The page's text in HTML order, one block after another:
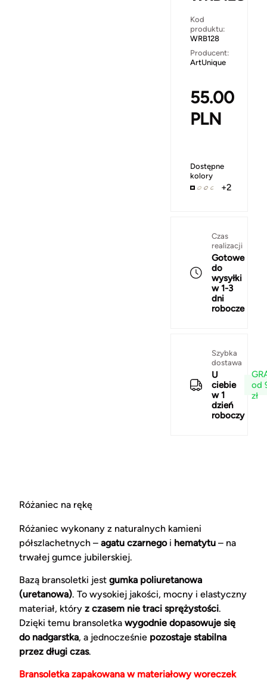
Kod
produktu:
WRB128
Producent:
ArtUnique
55.00
PLN
Dostępne
kolory
+2
Czas
realizacji
Gotowe
do
wysyłki
w 1-3
dni
robocze
Szybka
dostawa
U
ciebie
w 1
dzień
roboczy
od
zł
Różaniec na rękę
Różaniec wykonany z naturalnych kamieni
półszlachetnych – agatu czarnegoi hematytu – na
trwałej gumce jubilerskiej.
Bazą bransoletki jest gumka poliuretanowa
(uretanowa). To wysokiej jakości, mocny i elastyczny
materiał, który z czasem nie traci sprężystości.
Dzięki temu bransoletka wygodnie dopasowuje się
do nadgarstka, a jednocześnie pozostaje stabilna
przez długi czas.
Bransoletka zapakowana w materiałowy woreczek